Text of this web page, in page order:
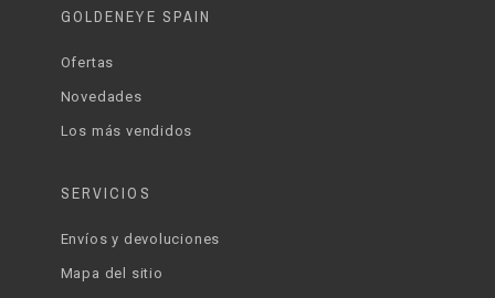
GOLDENEYE SPAIN
Ofertas
Novedades
Los más vendidos
SERVICIOS
Envíos y devoluciones
Mapa del sitio